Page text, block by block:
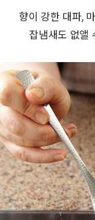
향이 강한 대파,
잡냄새도 없앨